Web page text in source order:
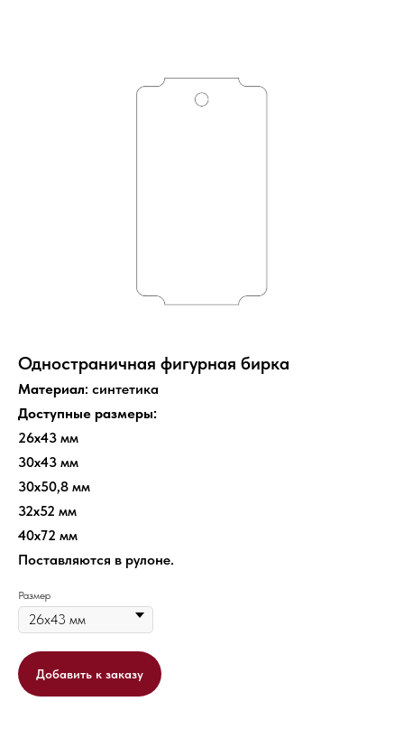
Одностраничная фигурная бирка
Материал: синтетика
Доступные размеры:
26х43 мм
30х43 мм
30х50,8 мм
32х52 мм
40х72 мм
Поставляются в рулоне.
Размер
Добавить к заказу